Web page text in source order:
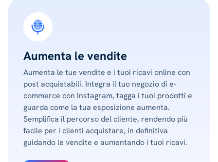
Aumenta le vendite
Aumenta le tue vendite e i tuoi ricavi online con
post acquistabili. Integra il tuo negozio di e-
commerce con Instagram, tagga i tuoi prodotti e
guarda come la tua esposizione aumenta.
Semplifica il percorso del cliente, rendendo più
facile per i clienti acquistare, in definitiva
guidando le vendite e aumentando i tuoi ricavi.